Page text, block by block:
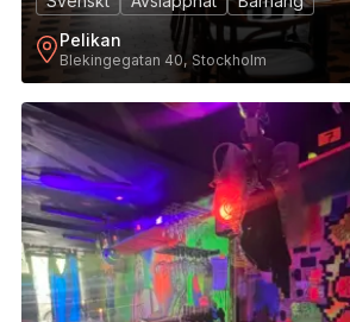
Pelikan
Blekingegatan 40, Stockholm